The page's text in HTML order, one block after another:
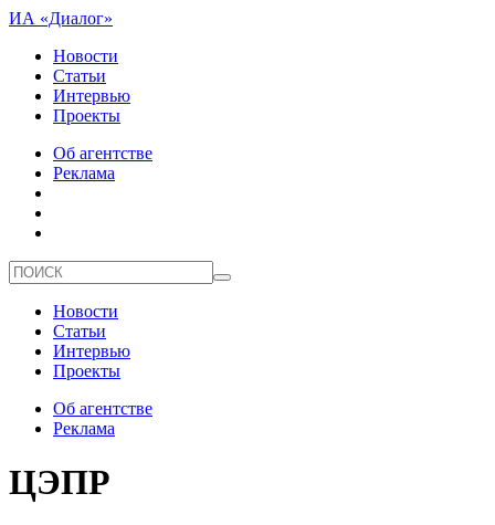
ИА «Диалог»
Новости
Статьи
Интервью
Проекты
Об агентстве
Реклама
Новости
Статьи
Интервью
Проекты
Об агентстве
Реклама
ЦЭПР